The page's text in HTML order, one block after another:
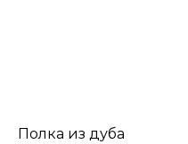
Полка из дуба